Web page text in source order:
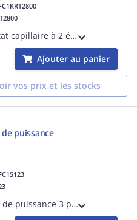
Thermostat capillaire à 2 étages
Ajouter au panier
vos prix et les stocks
puissance
Sélecteur de puissance 3 positions